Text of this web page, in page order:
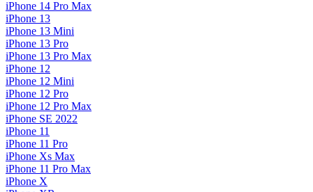
iPhone 14 Pro Max
iPhone 13
iPhone 13 Mini
iPhone 13 Pro
iPhone 13 Pro Max
iPhone 12
iPhone 12 Mini
iPhone 12 Pro
iPhone 12 Pro Max
iPhone SE 2022
iPhone 11
iPhone 11 Pro
iPhone Xs Max
iPhone 11 Pro Max
iPhone X